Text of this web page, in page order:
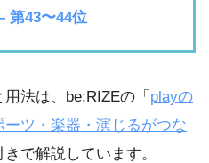
第43〜44位
法は、be:RIZEの「 playの
ツ・楽器・演じるがつな
で解説しています。